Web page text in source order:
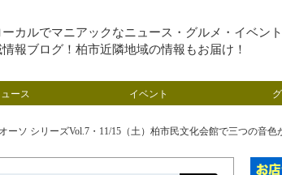
カルでマニアックなニュース・グルメ・イベン
報ブログ！柏市近隣地域の情報もお届け！
ース イベント
ーソ シリーズVol.7・11/15（土）柏市民文化会館で三つの音